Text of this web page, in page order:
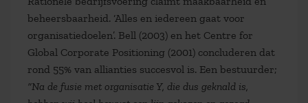
beheersbaarheid. ‘Alles en iedereen gaat voor
organisatiedoelen’. Bell (2003) en het Centre for
Global Corporate Positioning (2001) concluderen dat
rond 55% van allianties succesvol is. Een bestuurder;
“Na de fusie met organisatie Y, die dus geknald is,